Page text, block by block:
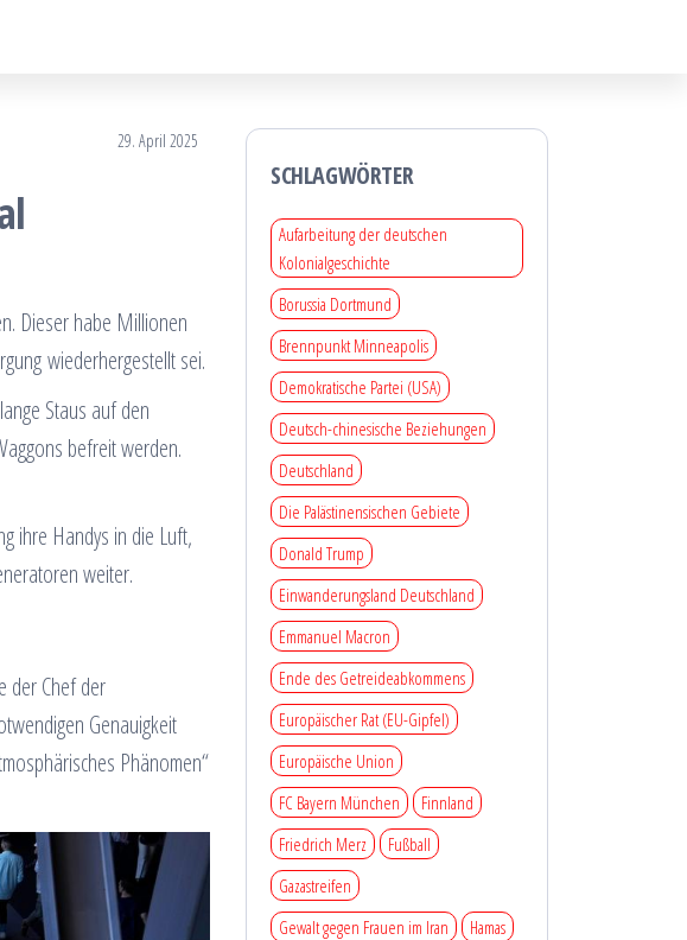
29. April 2025
Dieser habe Millionen
wiederhergestellt sei.
Staus auf den
befreit werden.
ihre Handys in die Luft,
weiter.
der Chef der
Genauigkeit
Phänomen“
SCHLAGWÖRTER
Aufarbeitung der deutschen
Kolonialgeschichte
Borussia Dortmund
Brennpunkt Minneapolis
Demokratische Partei (USA)
Deutsch-chinesische Beziehungen
Deutschland
Die Palästinensischen Gebiete
Donald Trump
Einwanderungsland Deutschland
Emmanuel Macron
Ende des Getreideabkommens
Europäischer Rat (EU-Gipfel)
Europäische Union
FC Bayern München
Finnland
Friedrich Merz
Fußball
Gazastreifen
Gewalt gegen Frauen im Iran
Hamas